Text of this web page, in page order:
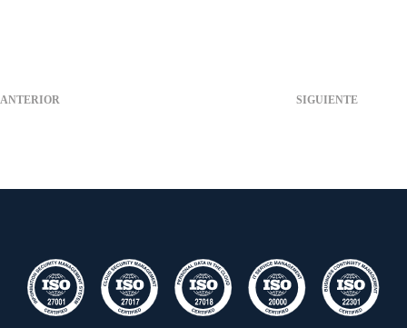
ANTERIOR SIGUIENTE